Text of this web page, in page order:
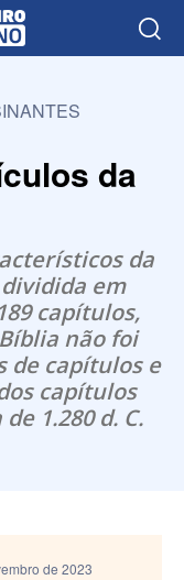
da
da
em
capítulos,
não foi
de capítulos e
capítulos
1.280 d. C.
de 2023